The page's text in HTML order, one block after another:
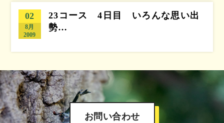
02
8月
2009
23コース 4日目 いろんな思い出
勢…
お問い合わせ